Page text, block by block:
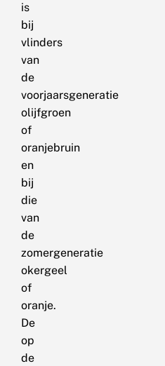
is
bij
vlinders
van
de
voorjaarsgeneratie
olijfgroen
of
oranjebruin
en
bij
die
van
de
zomergeneratie
okergeel
of
oranje.
De
op
de